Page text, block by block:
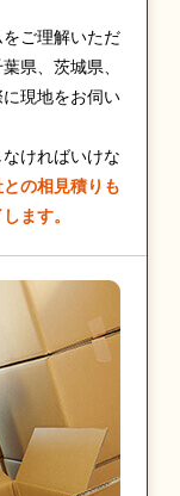
ご理解いただ
県、茨城県、
現地をお伺い
ければいけな
の相見積りも
ます。